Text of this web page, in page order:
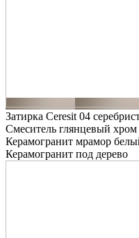
Затирка Ceresit 04
Смеситель глянцевый хром
Керамогранит мрамор
Керамогранит под дерево